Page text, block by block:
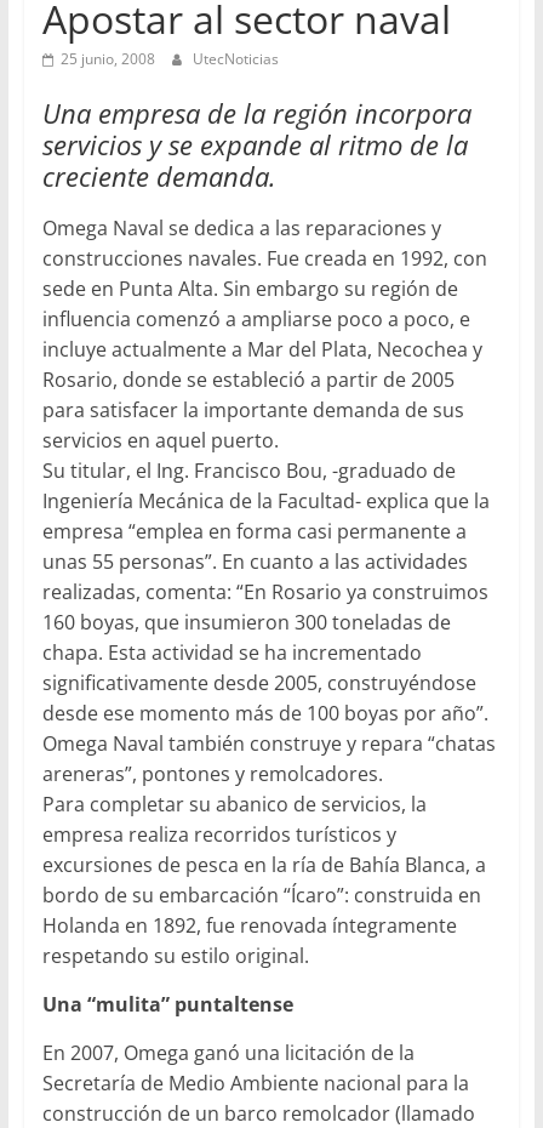
Apostar al sector naval
25 junio, 2008 UtecNoticias
Una empresa de la región incorpora
servicios y se expande al ritmo de la
creciente demanda.
Omega Naval se dedica a las reparaciones y
construcciones navales. Fue creada en 1992, con
sede en Punta Alta. Sin embargo su región de
influencia comenzó a ampliarse poco a poco, e
incluye actualmente a Mar del Plata, Necochea y
Rosario, donde se estableció a partir de 2005
para satisfacer la importante demanda de sus
servicios en aquel puerto.
Su titular, el Ing. Francisco Bou, -graduado de
Ingeniería Mecánica de la Facultad- explica que la
empresa “emplea en forma casi permanente a
unas 55 personas”. En cuanto a las actividades
realizadas, comenta: “En Rosario ya construimos
160 boyas, que insumieron 300 toneladas de
chapa. Esta actividad se ha incrementado
significativamente desde 2005, construyéndose
desde ese momento más de 100 boyas por año”.
Omega Naval también construye y repara “chatas
areneras”, pontones y remolcadores.
Para completar su abanico de servicios, la
empresa realiza recorridos turísticos y
excursiones de pesca en la ría de Bahía Blanca, a
bordo de su embarcación “Ícaro”: construida en
Holanda en 1892, fue renovada íntegramente
respetando su estilo original.
Una “mulita” puntaltense
En 2007, Omega ganó una licitación de la
Secretaría de Medio Ambiente nacional para la
construcción de un barco remolcador (llamado